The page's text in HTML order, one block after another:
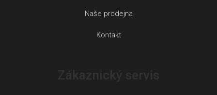
Naše prodejna
Kontakt